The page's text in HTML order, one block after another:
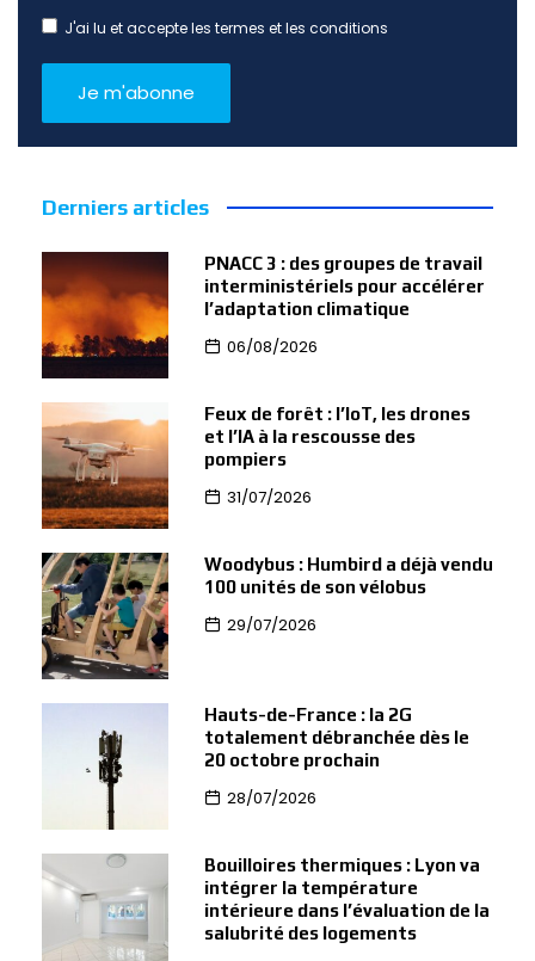
J'ai lu et accepte les termes et les conditions
Derniers articles
PNACC 3 : des groupes de travail
interministériels pour accélérer
l’adaptation climatique
06/08/2026
Feux de forêt : l’IoT, les drones
et l’IA à la rescousse des
pompiers
31/07/2026
Woodybus : Humbird a déjà vendu
100 unités de son vélobus
29/07/2026
Hauts-de-France : la 2G
totalement débranchée dès le
20 octobre prochain
28/07/2026
Bouilloires thermiques : Lyon va
intégrer la température
intérieure dans l’évaluation de la
salubrité des logements